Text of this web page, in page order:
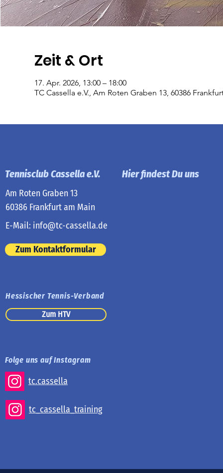
Zeit & Ort
17. Apr. 2026, 13:00 – 18:00
TC Cassella e.V., Am Roten Graben 13, 60386
Tennisclub Cassella e.V.
Am Roten Graben 13
60386 Frankfurt am Main
E-Mail: info@tc-cassella.de
Zum Kontaktformular
Hessischer Tennis-Verband
Zum HTV
Folge uns auf Instagram
tc.cassella
tc_cassella_training
Hier findest Du uns